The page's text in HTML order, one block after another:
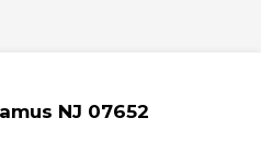
NJ 07652